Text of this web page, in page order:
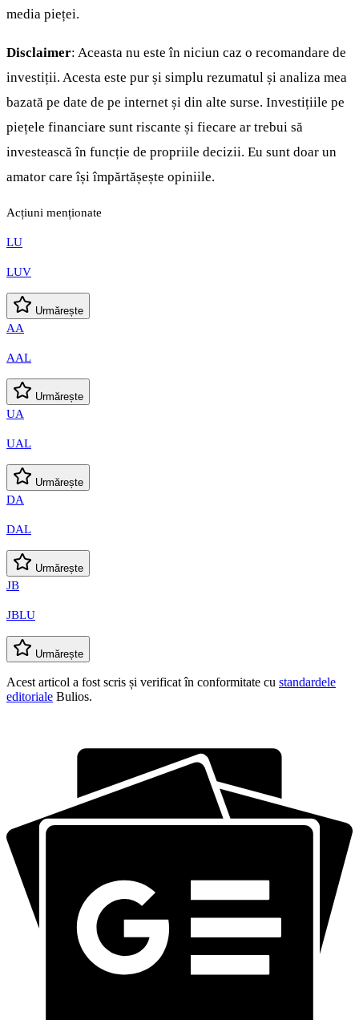
media pieței.
Disclaimer: Aceasta nu este în niciun caz o recomandare de
investiții. Acesta este pur și simplu rezumatul și analiza mea
bazată pe date de pe internet și din alte surse. Investițiile pe
piețele financiare sunt riscante și fiecare ar trebui să
investească în funcție de propriile decizii. Eu sunt doar un
amator care își împărtășește opiniile.
Acțiuni menționate
LU
LUV
Urmărește
AA
AAL
Urmărește
UA
UAL
Urmărește
DA
DAL
Urmărește
JB
JBLU
Urmărește
Acest articol a fost scris și verificat în conformitate cu standardele
editoriale Bulios.